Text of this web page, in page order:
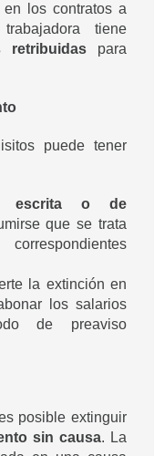
en los contratos a
tiene
retribuidas para
puede tener
escrita o de
que se trata
la extinción en
los salarios
de preaviso
posible extinguir
sin causa. La